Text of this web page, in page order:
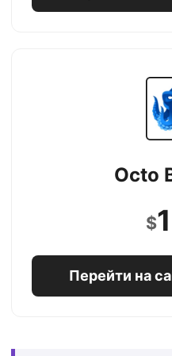
Octo
$
Перейти на